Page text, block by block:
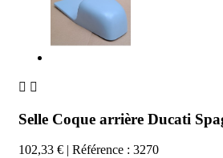
 
Selle Coque arrière Ducati
102,33 € | Référence : 3270